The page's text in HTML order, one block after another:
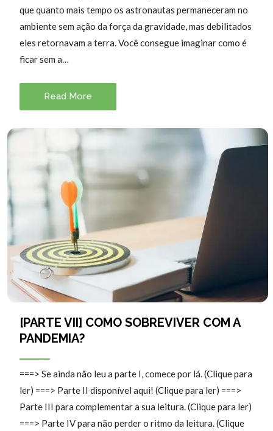
que quanto mais tempo os astronautas permaneceram no
ambiente sem ação da força da gravidade, mas debilitados
eles retornavam a terra. Você consegue imaginar como é
ficar sem a…
Read More
[PARTE VII] COMO SOBREVIVER COM A
PANDEMIA?
===> Se ainda não leu a parte I, comece por lá. (Clique para
ler) ===> Parte II disponível aqui! (Clique para ler) ===>
Parte III para complementar a sua leitura. (Clique para ler)
===> Parte IV para não perder o ritmo da leitura. (Clique